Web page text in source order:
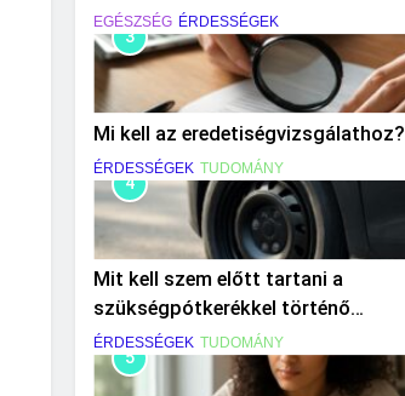
EGÉSZSÉG ÉRDESSÉGEK
3
Mi kell az eredetiségvizsgálathoz?
ÉRDESSÉGEK TUDOMÁNY
4
Mit kell szem előtt tartani a
szükségpótkerékkel történő
közlekedéskor?
ÉRDESSÉGEK TUDOMÁNY
5